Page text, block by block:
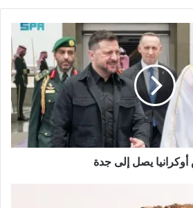
ق
ع
ا
ل
و
ي
ب
يصل إلى جدة